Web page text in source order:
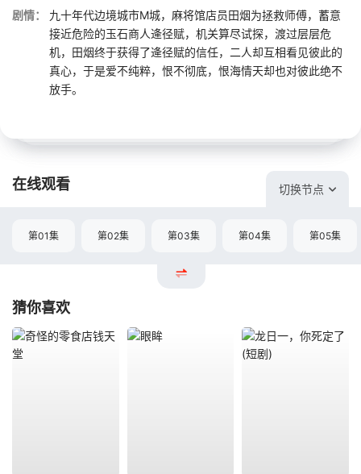
剧情：
九十年代边境城市M城，麻将馆店员田烟为拯救师傅，蓄意
接近危险的玉石商人逄径赋，机关算尽试探，渡过层层危
机，田烟终于获得了逄径赋的信任，二人却互相看见彼此的
真心，于是爱不纯粹，恨不彻底，恨海情天却也对彼此绝不
放手。
在线观看 切换节点
第01集 第02集 第03集 第04集 第05集
猜你喜欢